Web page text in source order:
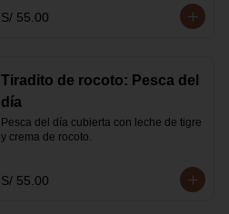
S/ 55.00
Tiradito de rocoto: Pesca del
día
Pesca del día cubierta con leche de tigre
y crema de rocoto.
S/ 55.00